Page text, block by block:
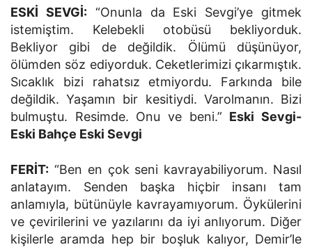
ESKİ SEVGİ: “Onunla da Eski Sevgi’ye gitmek
istemiştim. Kelebekli otobüsü bekliyorduk.
Bekliyor gibi de değildik. Ölümü düşünüyor,
ölümden söz ediyorduk. Ceketlerimizi çıkarmıştık.
Sıcaklık bizi rahatsız etmiyordu. Farkında bile
değildik. Yaşamın bir kesitiydi. Varolmanın. Bizi
bulmuştu. Resimde. Onu ve beni.” Eski Sevgi-
Eski Bahçe Eski Sevgi
FERİT: “Ben en çok seni kavrayabiliyorum. Nasıl
anlatayım. Senden başka hiçbir insanı tam
anlamıyla, bütünüyle kavrayamıyorum. Öykülerini
ve çevirilerini ve yazılarını da iyi anlıyorum. Diğer
kişilerle aramda hep bir boşluk kalıyor, Demir’le